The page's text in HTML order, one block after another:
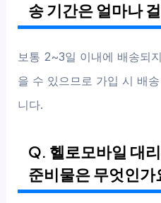
송 기간은 얼마나
보통 2~3일 이내에 배송되
을 수 있으므로 가입 시 배
니다.
Q. 헬로모바일 대
준비물은 무엇인가